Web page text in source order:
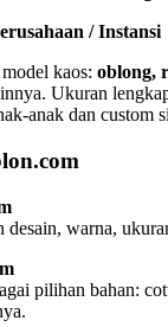
/ Instansi
kaos: oblong,
Ukuran
anak dan custom
desain, warna,
pilihan bahan: